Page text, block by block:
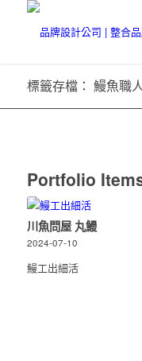
標籤存檔： 鰻魚職
Portfolio
川魚問屋 丸鰻
2024-07-10
鰻工出細活